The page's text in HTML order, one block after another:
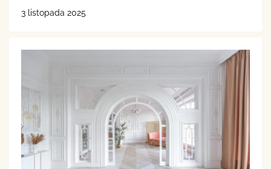
3 listopada 2025